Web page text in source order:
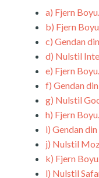
a) Fjern
b) Fjern
c) Gendan
d) Nulstil
e) Fjern
f) Gendan
g) Nulstil
h) Fjern
i) Gendan
j) Nulstil
k) Fjern
l) Nulstil